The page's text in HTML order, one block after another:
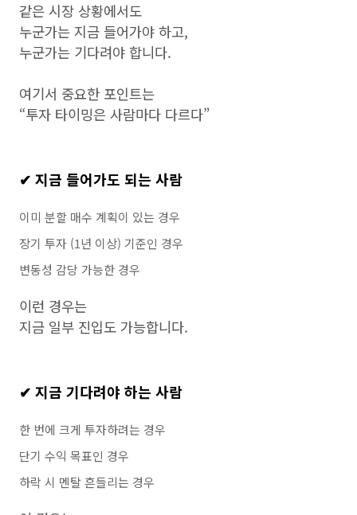
같은 시장 상황에서도
누군가는 지금 들어가야 하고,
누군가는 기다려야 합니다.
여기서 중요한 포인트는
“투자 타이밍은 사람마다 다르다”
✔ 지금 들어가도 되는 사람
이미 분할 매수 계획이 있는 경우
장기 투자 (1년 이상) 기준인 경우
변동성 감당 가능한 경우
이런 경우는
지금 일부 진입도 가능합니다.
✔ 지금 기다려야 하는 사람
한 번에 크게 투자하려는 경우
단기 수익 목표인 경우
하락 시 멘탈 흔들리는 경우